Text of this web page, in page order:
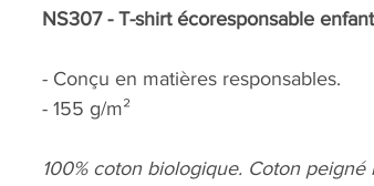
NS307 - T-shirt écoresponsable enfant
- Conçu en matières responsables.
- 155 g/m²
100% coton biologique. Coton